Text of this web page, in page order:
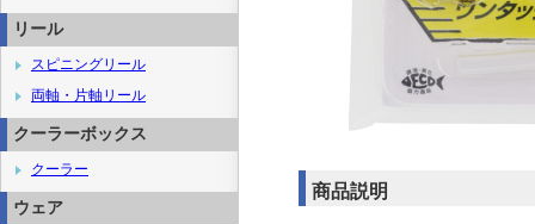
商品説明
リール
スピニングリール
両軸・片軸リール
クーラーボックス
クーラー
ウェア